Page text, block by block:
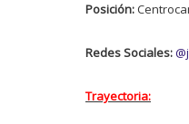
Posición:
Redes Sociales:
Trayectoria: